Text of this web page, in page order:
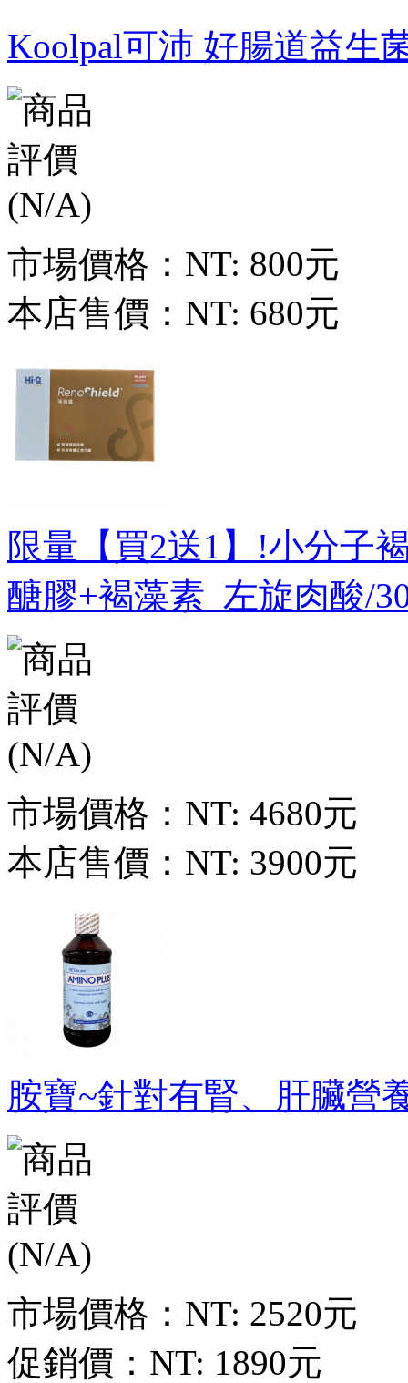
Koolpal可沛 好腸道益生
市場價格： NT: 800元
本店售價： NT: 680元
限量【買2送1】!小分子
醣膠+褐藻素_左旋肉酸/
市場價格： NT: 4680元
本店售價： NT: 3900元
胺寶~針對有腎、肝臟營
市場價格： NT: 2520元
促銷價： NT: 1890元